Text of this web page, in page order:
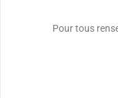
Pour tous